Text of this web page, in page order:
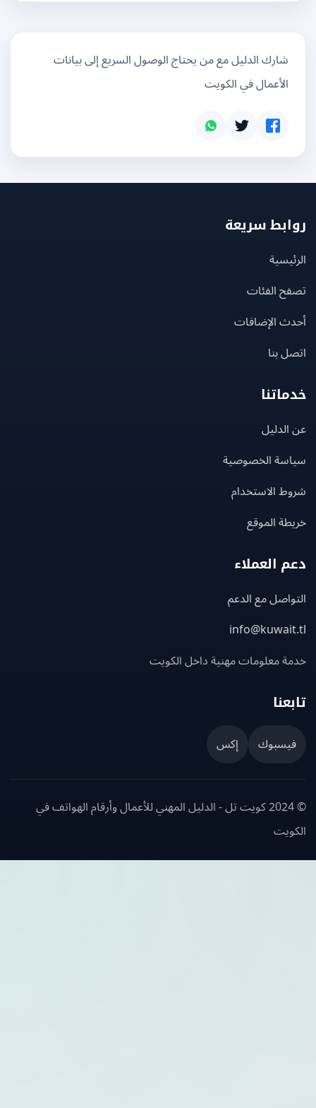
شارك الدليل مع من يحتاج الوصول السريع إلى بيانات
الأعمال في الكويت
سريعة
الفئات
الإضافات
بنا
الخصوصية
الاستخدام
الموقع
العملاء
مع الدعم
معلومات مهنية داخل الكويت
إكس
© 2024 كويت تل - الدليل المهني للأعمال وأرقام الهواتف في